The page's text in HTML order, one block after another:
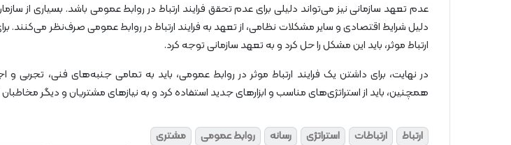
عدم تعهد سازمانی نیز می‌تواند دلیلی برای عدم تحقق فرایند ارتباط در روابط عمومی باشد. بسیاری از
دلیل شرایط اقتصادی و سایر مشکلات نظامی، از تعهد به فرایند ارتباط در روابط عمومی صرف‌نظر می‌کنند.
ارتباط موثر، باید این مشکل را حل کرد و به تعهد سازمانی توجه کرد.
در نهایت، برای داشتن یک فرایند ارتباط موثر در روابط عمومی، باید به تمامی جنبه‌های فنی، تجربی و
همچنین، باید از استراتژی‌های مناسب و ابزارهای جدید استفاده کرد و به نیازهای مشتریان و دیگر
ارتباط ارتباطات استراتژی رسانه روابط عمومی مشتری